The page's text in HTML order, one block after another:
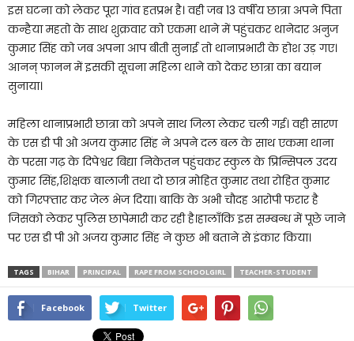
इस घटना को लेकर पूरा गांव हतप्रभ है। वही जब 13 वर्षीय छात्रा अपने पिता
कन्हैया महतो के साथ शुक्रवार को एकमा थाने में पहुंचकर थानेदार अनुज
कुमार सिंह को जब अपना आप बीती सुनाई तो थानाप्रभारी के होश उड़ गए।
आनन् फानन में इसकी सूचना महिला थाने को देकर छात्रा का बयान
सुनाया।
महिला थानाप्रभारी छात्रा को अपने साथ जिला लेकर चली गई। वही सारण
के एस डी पी ओ अजय कुमार सिंह ने अपने दल बल के साथ एकमा थाना
के परसा गढ़ के दिपेश्वर बिद्या निकेतन पहुंचकर स्कुल के प्रिन्सिपल उदय
कुमार सिंह,शिक्षक बालाजी तथा दो छात्र मोहित कुमार तथा रोहित कुमार
को गिरफ्तार कर जेल भेज दिया। बाकि के अभी चौदह आरोपी फरार है
जिसको लेकर पुलिस छापेमारी कर रही है।हालाँकि इस सम्बन्ध में पूछे जाने
पर एस डी पी ओ अजय कुमार सिंह ने कुछ भी बताने से इंकार किया।
TAGS BIHAR PRINCIPAL RAPE FROM SCHOOLGIRL TEACHER-STUDENT
Facebook Twitter